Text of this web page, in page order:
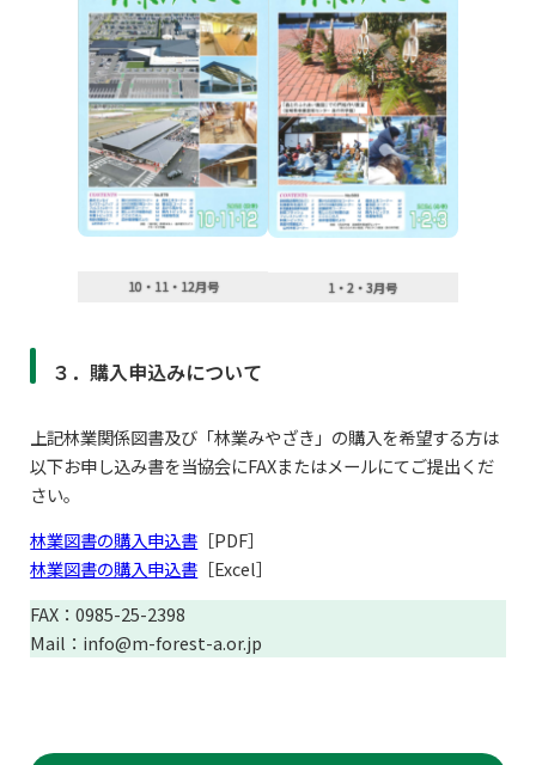
10・11・12月号 1・2・3月号
３．購入申込みについて
上記林業関係図書及び「林業みやざき」の購入を希望する方は
以下お申し込み書を当協会にFAXまたはメールにてご提出くだ
さい。
林業図書の購入申込書 ［PDF］
林業図書の購入申込書 ［Excel］
FAX：0985-25-2398
Mail：info@m-forest-a.or.jp